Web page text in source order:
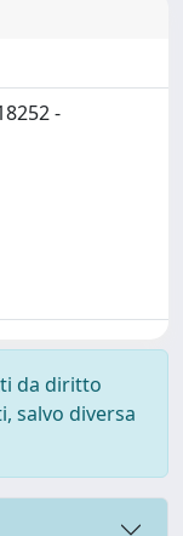
-
da diritto
salvo diversa